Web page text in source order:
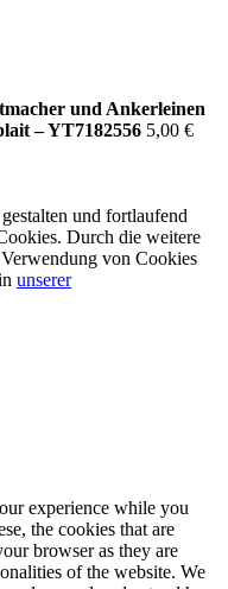
und Ankerleinen
– YT7182556 5,00 €
und fortlaufend
Durch die weitere
von Cookies
unserer
experience while you
the cookies that are
browser as they are
of the website. We